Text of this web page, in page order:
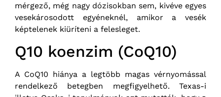
mérgező, még nagy dózisokban sem, kivéve egyes
vesekárosodott egyéneknél, amikor a vesék
képtelenek kiüríteni a felesleget.
Q10 koenzim (CoQ10)
A CoQ10 hiánya a legtöbb magas vérnyomással
rendelkező betegben megfigyelhető. Texas-i